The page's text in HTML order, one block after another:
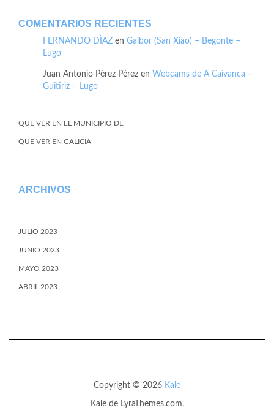
COMENTARIOS RECIENTES
FERNANDO DÌAZ en Gaibor (San Xiao) – Begonte –
Lugo
Juan Antonio Pérez Pérez en Webcams de A Caivanca –
Guitiriz – Lugo
QUE VER EN EL MUNICIPIO DE
QUE VER EN GALICIA
ARCHIVOS
JULIO 2023
JUNIO 2023
MAYO 2023
ABRIL 2023
Copyright © 2026 Kale
Kalede LyraThemes.com.